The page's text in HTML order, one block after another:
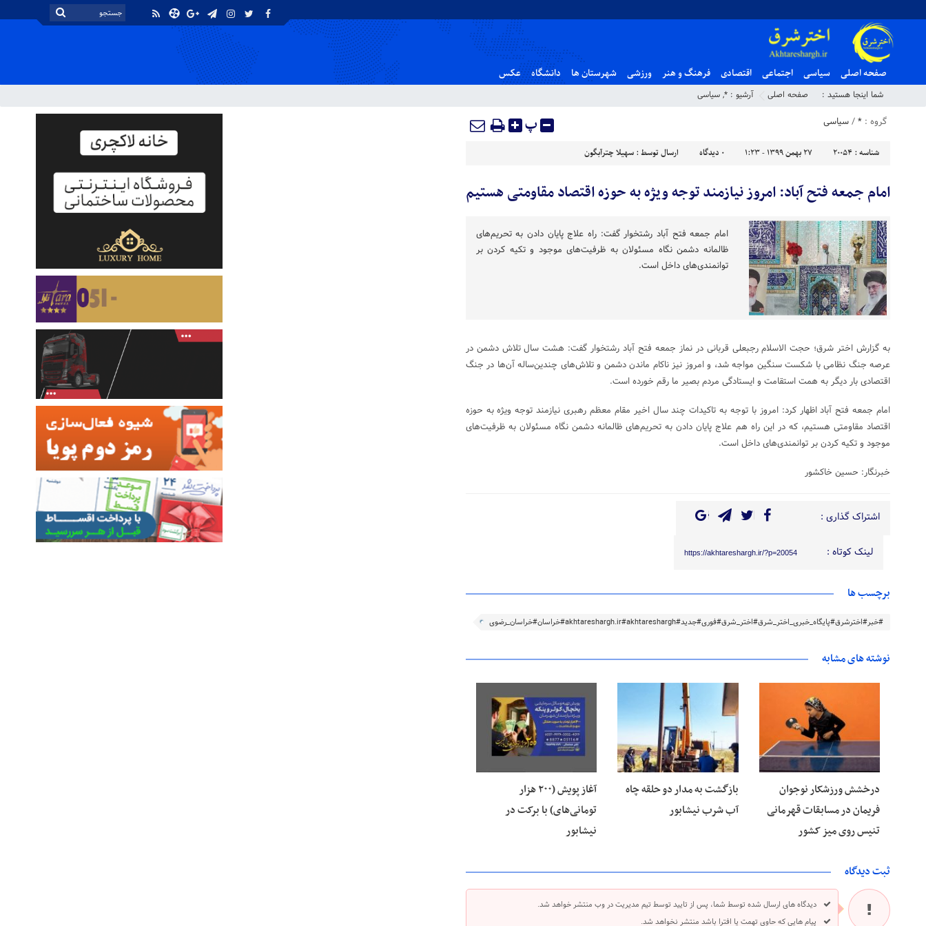
صفحه اصلی سیاسی اجتماعی اقتصادی فرهنگ و هنر ورزشی شهرستان ها دانشگاه عکس
شما اینجا هستید : صفحه اصلی آرشیو : *
, سیاسی
گروه : *
/سیاسی پ
شناسه : 20054 ۲۷ بهمن ۱۳۹۹ - ۱:۲۳ ۰ دیدگاه ارسال توسط : سهیلا چترآبگون
امام جمعه فتح آباد: امروز نیازمند توجه ویژه به حوزه اقتصاد مقاومتی هستیم
امام جمعه فتح آباد رشتخوار گفت: راه علاج پایان دادن به تحریم‌های
ظالمانه دشمن نگاه مسئولان به ظرفیت‌های موجود و تکیه کردن بر
توانمندی‌های داخل است.
به گزارش اختر شرق؛ حجت الاسلام رجبعلی قربانی در نماز جمعه فتح آباد رشتخوار گفت: هشت سال تلاش دشمن در
عرصه جنگ نظامی با شکست سنگین مواجه شد، و امروز نیز ناکام ماندن دشمن و تلاش‌های چندین‌ساله آن‌ها در جنگ
اقتصادی بار دیگر به همت استقامت و ایستادگی مردم بصیر ما رقم خورده است.
امام جمعه فتح آباد اظهار کرد: امروز با توجه به تاکیدات چند سال اخیر مقام معظم رهبری نیازمند توجه ویژه به حوزه
اقتصاد مقاومتی هستیم، که در این راه هم علاج پایان دادن به تحریم‌های ظالمانه دشمن نگاه مسئولان به ظرفیت‌های
موجود و تکیه کردن بر توانمندی‌های داخل است.
خبرنگار: حسین خاکشور
اشتراک گذاری :
لینک کوتاه : https://akhtareshargh.ir/?p=20054
برچسب ها
#خبر#اخترشرق#پایگاه_خبری_اختر_شرق#اختر_شرق#فوری#جدید#akhtareshargh.ir#akhtareshargh#خراسان#خراسان_رضوی
نوشته های مشابه
درخشش ورزشکار نوجوان
فریمان در مسابقات قهرمانی
تنیس روی میز کشور
۱۶ مرداد ۱۴۰۵
بازگشت به مدار دو حلقه چاه
آب شرب نیشابور
آغاز پویش (۲۰۰ هزار
تومانی‌های) با برکت در
نیشابور
ثبت دیدگاه
دیدگاه های ارسال شده توسط شما، پس از تایید توسط تیم مدیریت در وب منتشر خواهد شد.
پیام هایی که حاوی تهمت یا افترا باشد منتشر نخواهد شد.